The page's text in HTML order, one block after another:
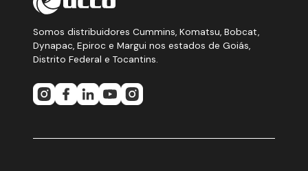
Somos distribuidores Cummins, Komatsu, Bobcat,
Dynapac, Epiroc e Margui nos estados de Goiás,
Distrito Federal e Tocantins.